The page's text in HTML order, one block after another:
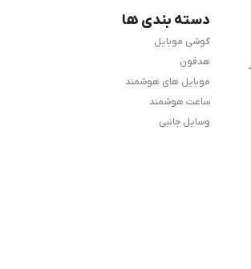
دسته بندی ها
گوشی موبایل
هدفون
موبایل های هوشمند
ساعت هوشمند
وسایل جانبی